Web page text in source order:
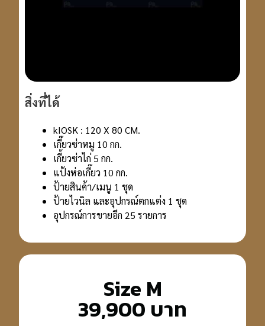
สิ่งที่ได้
kIOSK : 120 X 80 CM.
เกี๊ยวซ่าหมู 10 กก.
เกี้ยวซ่าไก่ 5 กก.
แป้งห่อเกี๊ยว 10 กก.
ป้ายสินค้า/เมนู 1 ชุด
ป้ายไวนิล และอุปกรณ์ตกแต่ง 1 ชุด
อุปกรณ์การขายอีก 25 รายการ
Size M
39,900 บาท